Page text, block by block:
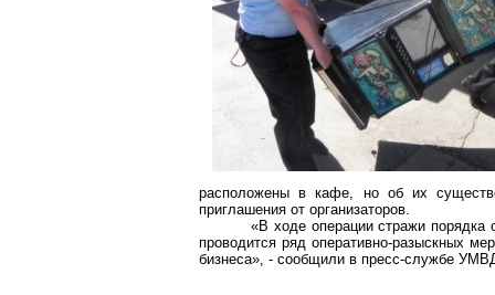
расположены в кафе, но об их
приглашения от организаторов.
«В ходе операции стражи
проводится рядоперативно-разыскных
бизнеса», - сообщили в пресс-службе